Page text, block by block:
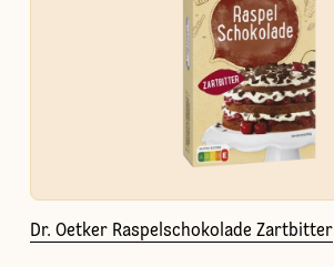
Dr. Oetker Raspelschokolade Zartbitter